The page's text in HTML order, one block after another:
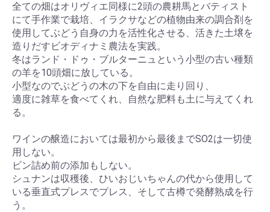
全ての畑はオリヴィエ同様に2頭の農耕馬とバティスト
にて手作業で栽培、イラクサなどの植物由来の調合剤を
使用してぶどう自身の力を活性化させる、活きた土壌を
造りだすビオディナミ農法を実践。
冬はランド・ドゥ・ブルターニュという小型の古い種類
の羊を10頭畑に放している。
小型なのでぶどうの木の下を自由に走り回り、
適度に雑草を食べてくれ、自然な肥料も土に与えてくれ
る。
ワインの醸造においては最初から最後までSO2は一切使
用しない。
ビン詰め前の添加もしない。
シュナンは収穫後、ひいおじいちゃんの代から使用して
いる垂直式プレスでプレス、そして古樽で発酵熟成を行
う。